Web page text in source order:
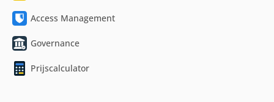
Access Management
Governance
Prijscalculator